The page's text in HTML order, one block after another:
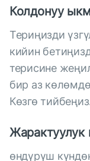
Колдонуу
Териңизди
кийин
терисине
бир аз
Көзгө
Жарактуулук
өндүрүш